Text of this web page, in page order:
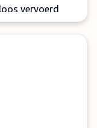
vervoerd
uw reis
Daarnaast
op reis.